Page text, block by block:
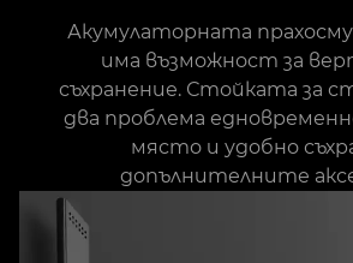
Акумулаторната
има възможност за
съхранение. Стойката за
два проблема
място и удобно
допълнителните